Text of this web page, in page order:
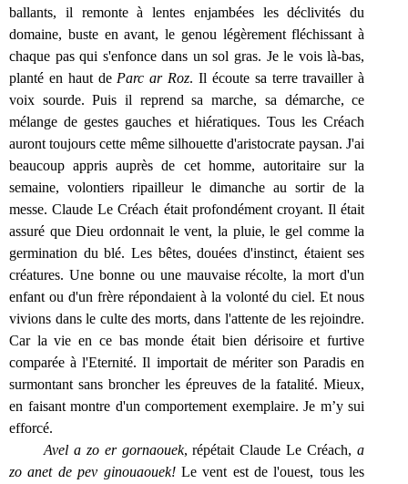
ballants, il remonte à lentes enjambées les déclivités du
domaine, buste en avant, le genou légèrement fléchissant à
chaque pas qui s'enfonce dans un sol gras. Je le vois là-bas,
planté en haut de Parc ar Roz. Il écoute sa terre travailler à
voix sourde. Puis il reprend sa marche, sa démarche, ce
mélange de gestes gauches et hiératiques. Tous les Créach
auront toujours cette même silhouette d'aristocrate paysan. J'ai
beaucoup appris auprès de cet homme, autoritaire sur la
semaine, volontiers ripailleur le dimanche au sortir de la
messe. Claude Le Créach était profondément croyant. Il était
assuré que Dieu ordonnait le vent, la pluie, le gel comme la
germination du blé. Les bêtes, douées d'instinct, étaient ses
créatures. Une bonne ou une mauvaise récolte, la mort d'un
enfant ou d'un frère répondaient à la volonté du ciel. Et nous
vivions dans le culte des morts, dans l'attente de les rejoindre.
Car la vie en ce bas monde était bien dérisoire et furtive
comparée à l'Eternité. Il importait de mériter son Paradis en
surmontant sans broncher les épreuves de la fatalité. Mieux,
en faisant montre d'un comportement exemplaire. Je m’y sui
efforcé.
Avel a zo er gornaouek, répétait Claude Le Créach,a
zo anet de pev ginouaouek! Le vent est de l'ouest, tous les